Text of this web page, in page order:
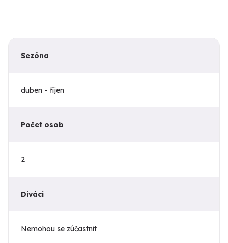
Sezóna
duben - říjen
Počet osob
2
Diváci
Nemohou se zúčastnit